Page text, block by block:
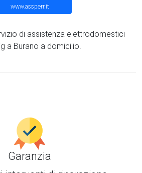
www.assperr.it
di assistenza elettrodomestici
a Burano a domicilio.
Garanzia